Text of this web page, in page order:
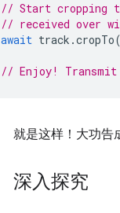
// Start cropping
// received over
await track .cropTo(
// Enjoy! Transmit
就是这样！大功告
深入探究